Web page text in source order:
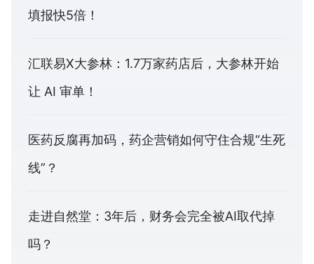
填报快5倍！
汇联易X大参林：1.7万家药店后，大参林开始
让 AI 审单！
医药反腐再加码，药企营销如何守住合规“生死
线”？
走进自然堂：3年后，财务会完全被AI取代掉
吗？